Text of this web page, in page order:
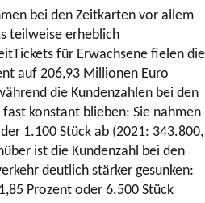
bei den Zeitkarten vor allem
teilweise erheblich
für Erwachsene fielen die
auf 206,93 Millionen Euro
die Kundenzahlen bei den
konstant blieben: Sie nahmen
1.100 Stück ab (2021: 343.800,
ist die Kundenzahl bei den
deutlich stärker gesunken:
Prozent oder 6.500 Stück